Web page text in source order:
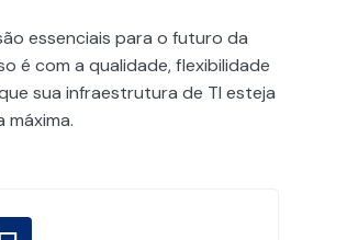
essenciais para o futuro da
é com a qualidade, flexibilidade
sua infraestrutura de TI esteja